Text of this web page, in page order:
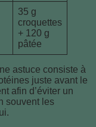
35 g
croquettes
+ 120 g
pâtée
astuce consiste à
juste avant le
afin d’éviter un
souvent les